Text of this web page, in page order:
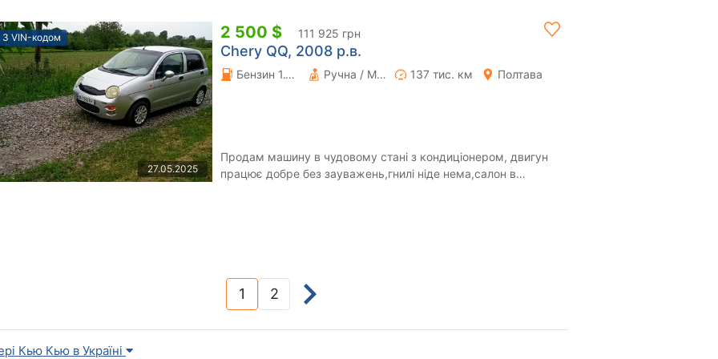
З VIN-кодом
27.05.2025
2 500 $ 111 925 грн
Chery QQ, 2008 р.в.
Бензин 1.1 л. Ручна / Механіка 137 тис. км Полтава
Продам машину в чудовому стані з кондиціонером, двигун
працює добре без зауважень,гнилі ніде нема,салон в
1(current)
2
Кью Кью в Україні